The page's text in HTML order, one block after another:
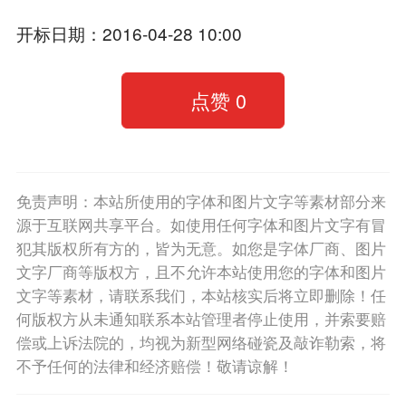
开标日期：2016-04-28 10:00
点赞 0
免责声明：本站所使用的字体和图片文字等素材部分来
源于互联网共享平台。如使用任何字体和图片文字有冒
犯其版权所有方的，皆为无意。如您是字体厂商、图片
文字厂商等版权方，且不允许本站使用您的字体和图片
文字等素材，请联系我们，本站核实后将立即删除！任
何版权方从未通知联系本站管理者停止使用，并索要赔
偿或上诉法院的，均视为新型网络碰瓷及敲诈勒索，将
不予任何的法律和经济赔偿！敬请谅解！